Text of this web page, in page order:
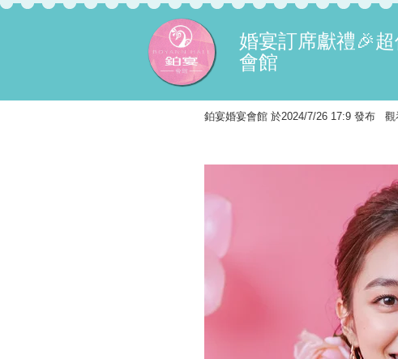
婚宴訂席獻禮🎉
會館
鉑宴婚宴會館 於2024/7/26 17:9 發布